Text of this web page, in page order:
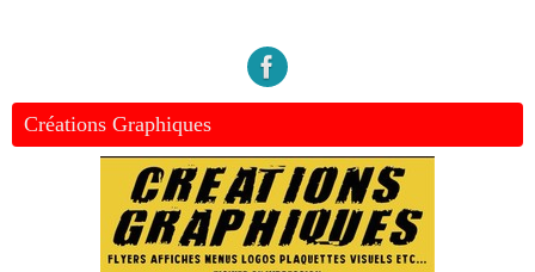
Créations Graphiques